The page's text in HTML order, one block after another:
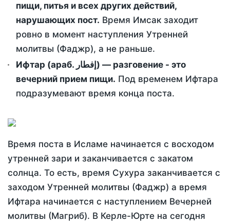
пищи, питья и всех других действий,
нарушающих пост. Время Имсак заходит
ровно в момент наступления Утренней
молитвы (Фаджр), а не раньше.
Ифтар (араб. إفطار) — разговение - это
вечерний прием пищи. Под временем Ифтара
подразумевают время конца поста.
Время поста в Исламе начинается с восходом
утренней зари и заканчивается с закатом
солнца. То есть, время Сухура заканчивается с
заходом Утренней молитвы (Фаджр) а время
Ифтара начинается с наступлением Вечерней
молитвы (Магриб). В Керле-Юрте на сегодня